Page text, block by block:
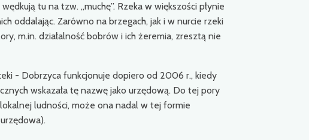
tu na tzw. „muchę”. Rzeka w większości płynie
oddalając. Zarówno na brzegach, jak i w nurcie rzeki
m.in. działalność bobrów i ich żeremia, zresztą nie
- Dobrzyca funkcjonuje dopiero od 2006 r., kiedy
wskazała tę nazwę jako urzędową. Do tej pory
ludności, może ona nadal w tej formie